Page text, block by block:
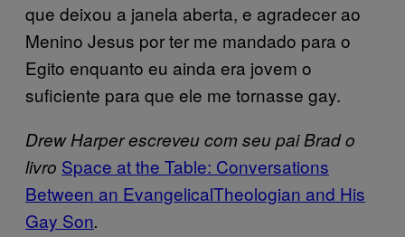
que deixou a janela aberta, e agradecer ao
Menino Jesus por ter me mandado para o
Egito enquanto eu ainda era jovem o
suficiente para que ele me tornasse gay.
Drew Harper escreveu com seu pai Brad o
livro Space at the Table: Conversations
Between an EvangelicalTheologian and His
Gay Son.